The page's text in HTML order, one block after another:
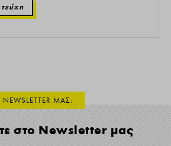
ΜΑΣ:
στο Newsletter μας